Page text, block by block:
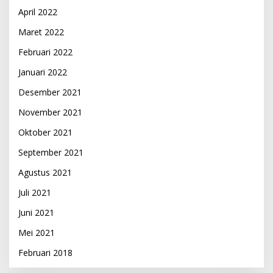
April 2022
Maret 2022
Februari 2022
Januari 2022
Desember 2021
November 2021
Oktober 2021
September 2021
Agustus 2021
Juli 2021
Juni 2021
Mei 2021
Februari 2018